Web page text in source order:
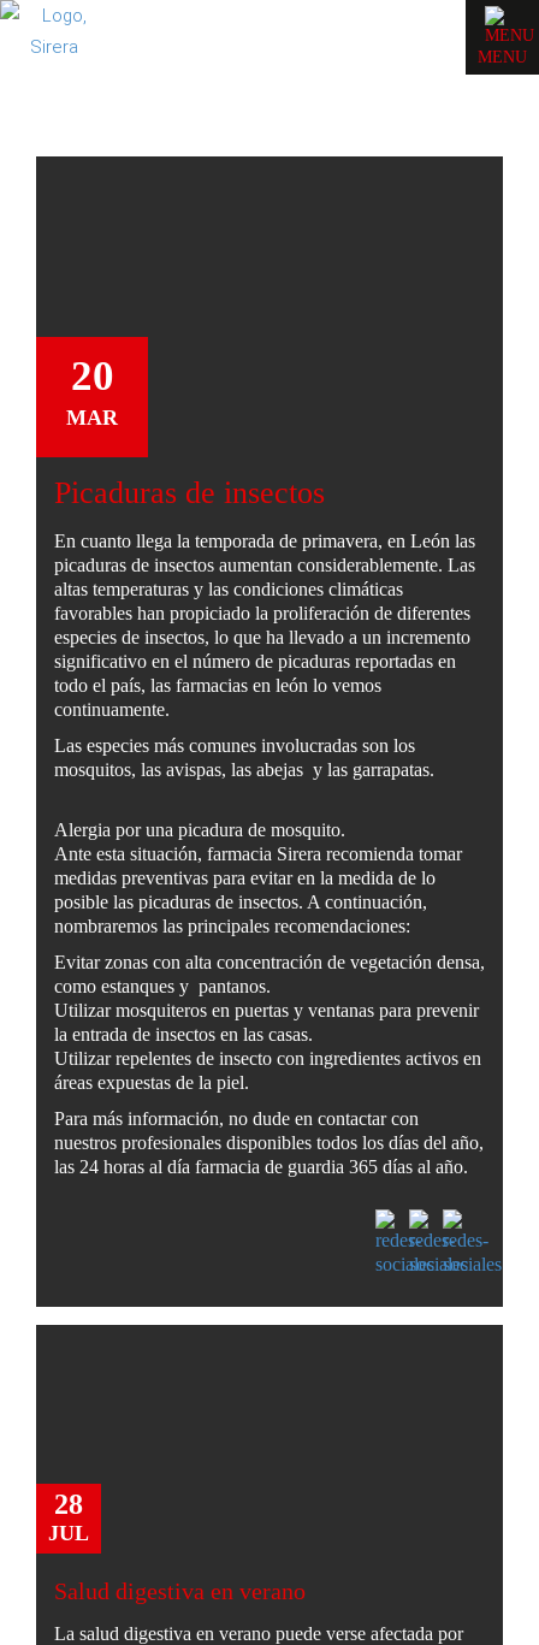
MENU
20
MAR
Picaduras de insectos
En cuanto llega la temporada de primavera, en León las
picaduras de insectos aumentan considerablemente. Las
altas temperaturas y las condiciones climáticas
favorables han propiciado la proliferación de diferentes
especies de insectos, lo que ha llevado a un incremento
significativo en el número de picaduras reportadas en
todo el país, las farmacias en león lo vemos
continuamente.
Las especies más comunes involucradas son los
mosquitos, las avispas, las abejas y las garrapatas.
Alergia por una picadura de mosquito.
Ante esta situación, farmacia Sirera recomienda tomar
medidas preventivas para evitar en la medida de lo
posible las picaduras de insectos. A continuación,
nombraremos las principales recomendaciones:
Evitar zonas con alta concentración de vegetación densa,
como estanques y pantanos.
Utilizar mosquiteros en puertas y ventanas para prevenir
la entrada de insectos en las casas.
Utilizar repelentes de insecto con ingredientes activos en
áreas expuestas de la piel.
Para más información, no dude en contactar con
nuestros profesionales disponibles todos los días del año,
las 24 horas al día farmacia de guardia 365 días al año.
28
JUL
Salud digestiva en verano
La salud digestiva en verano puede verse afectada por